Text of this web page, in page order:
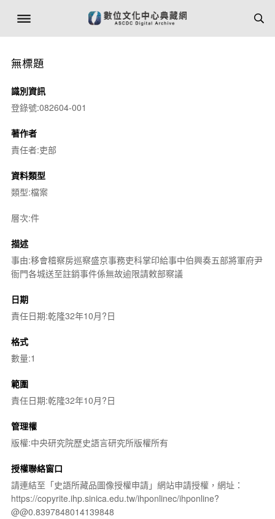
無標題
識別資訊
登錄號:082604-001
著作者
責任者:吏部
資料類型
類型:檔案
層次:件
描述
事由:移會稽察房巡察盛京事務吏科掌印給事中伯興奏五部將軍府尹
衙門各城送至註銷事件係無故逾限請敕部察議
日期
責任日期:乾隆32年10月?日
格式
數量:1
範圍
責任日期:乾隆32年10月?日
管理權
版權:中央研究院歷史語言研究所版權所有
授權聯絡窗口
請連結至「史語所藏品圖像授權申請」網站申請授權，網址：
https://copyrite.ihp.sinica.edu.tw/ihponlinec/ihponline?
@@0.8397848014139848